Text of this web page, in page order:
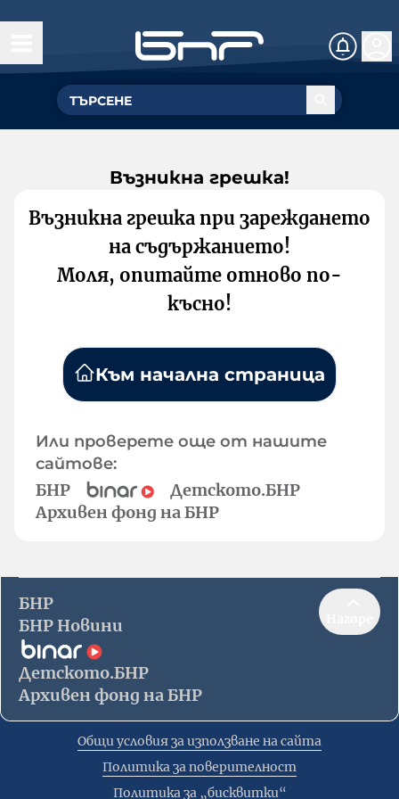
Възникна грешка!
Възникна грешка при зареждането
на съдържанието!
Моля, опитайте отново по-
късно!
Към начална страница
Или проверете още от нашите
сайтове:
БНР
Детското.БНР
Архивен фонд на БНР
БНР
БНР Новини
Детското.БНР
Архивен фонд на БНР
Общи условия за използване на сайта
Политика за поверителност
Политика за „бисквитки“